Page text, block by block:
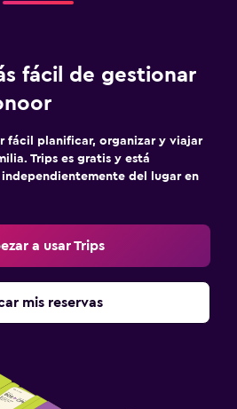
fácil de gestionar
fácil planificar, organizar y viajar
Trips es gratis y está
del lugar en
a usar Trips
mis reservas